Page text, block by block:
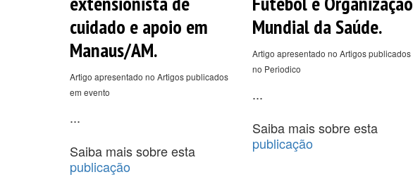
cuidado e apoio em
Manaus/AM.
Artigo apresentado no Artigos publicados
em evento
...
Saiba mais sobre esta
publicação
Mundial da Saúde.
Artigo apresentado no Artigos publicados
no Periodico
...
Saiba mais sobre esta
publicação